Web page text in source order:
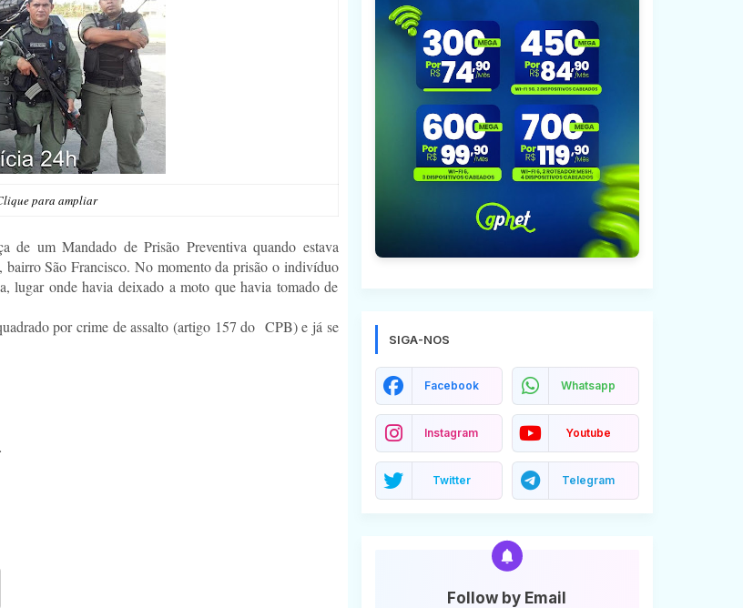
para ampliar
de um Mandado de Prisão Preventiva quando estava
São Francisco. No momento da prisão o indivíduo
lugar onde havia deixado a moto que havia tomado de
por crime de assalto (artigo 157 do CPB) e já se
SIGA-NOS
Facebook Whatsapp
Instagram Youtube
Twitter Telegram
Follow by Email